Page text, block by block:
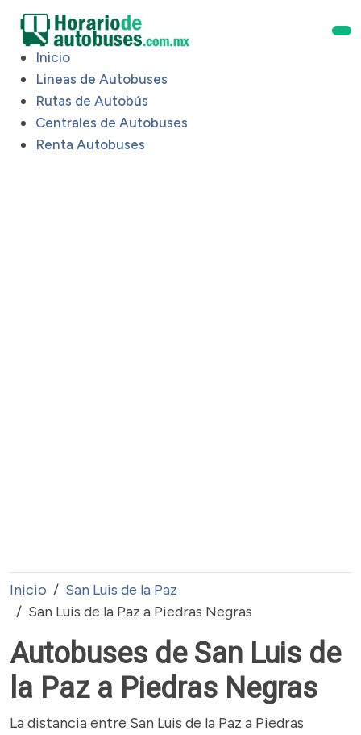
Inicio
Lineas de Autobuses
Rutas de Autobús
Centrales de Autobuses
Renta Autobuses
Inicio
San Luis de la Paz
San Luis de la Paz a Piedras Negras
Autobuses de San Luis de
la Paz a Piedras Negras
La distancia entre San Luis de la Paz a Piedras